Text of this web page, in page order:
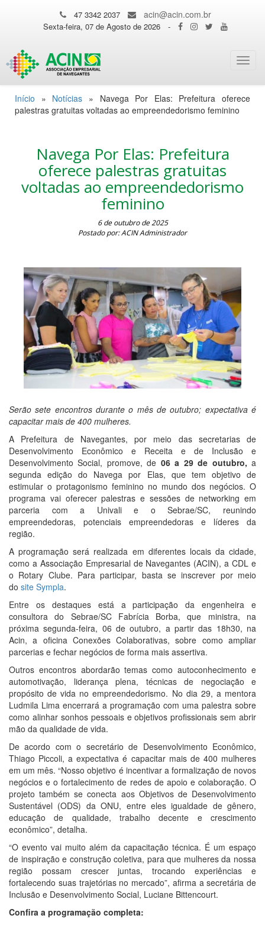
47 3342 2037 acin@acin.com.br
Sexta-feira, 07 de Agosto de 2026 -
Início » Notícias » Navega Por Elas: Prefeitura oferece
palestras gratuitas voltadas ao empreendedorismo feminino
Navega Por Elas: Prefeitura
oferece palestras gratuitas
voltadas ao empreendedorismo
feminino
6 de outubro de 2025
Postado por: ACIN Administrador
Serão sete encontros durante o mês de outubro; expectativa é
capacitar mais de 400 mulheres.
A Prefeitura de Navegantes, por meio das secretarias de
Desenvolvimento Econômico e Receita e de Inclusão e
Desenvolvimento Social, promove, de 06 a 29 de outubro, a
segunda edição do Navega por Elas, que tem objetivo de
estimular o protagonismo feminino no mundo dos negócios. O
programa vai oferecer palestras e sessões de networking em
parceria com a Univali e o Sebrae/SC, reunindo
empreendedoras, potenciais empreendedoras e líderes da
região.
A programação será realizada em diferentes locais da cidade,
como a Associação Empresarial de Navegantes (ACIN), a CDL e
o Rotary Clube. Para participar, basta se inscrever por meio
do site Sympla.
Entre os destaques está a participação da engenheira e
consultora do Sebrae/SC Fabrícia Borba, que ministra, na
próxima segunda-feira, 06 de outubro, a partir das 18h30, na
Acin, a oficina Conexões Colaborativas, sobre como ampliar
parcerias e fechar negócios de forma mais assertiva.
Outros encontros abordarão temas como autoconhecimento e
automotivação, liderança plena, técnicas de negociação e
propósito de vida no empreendedorismo. No dia 29, a mentora
Ludmila Lima encerrará a programação com uma palestra sobre
como alinhar sonhos pessoais e objetivos profissionais sem abrir
mão da qualidade de vida.
De acordo com o secretário de Desenvolvimento Econômico,
Thiago Piccoli, a expectativa é capacitar mais de 400 mulheres
em um mês. “Nosso objetivo é incentivar a formalização de novos
negócios e o fortalecimento de redes de apoio e colaboração. O
projeto também se conecta aos Objetivos de Desenvolvimento
Sustentável (ODS) da ONU, entre eles igualdade de gênero,
educação de qualidade, trabalho decente e crescimento
econômico”, detalha.
“O evento vai muito além da capacitação técnica. É um espaço
de inspiração e construção coletiva, para que mulheres da nossa
região possam crescer juntas, trocando experiências e
fortalecendo suas trajetórias no mercado”, afirma a secretária de
Inclusão e Desenvolvimento Social, Luciane Bittencourt.
Confira a programação completa: